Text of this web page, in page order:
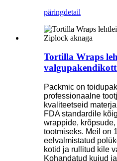
päringdetail
Tortilla Wraps
Packmic on
professionaalne
kvaliteetseid
FDA standardile
wrappide,
tootmiseks. Meil ​​on
eelvalmistatud
kotid ja rullitud kile
Kohandatud kujud